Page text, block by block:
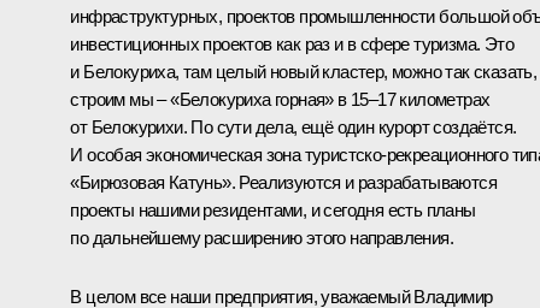
инфраструктурных, проектов промышленности большой
инвестиционных проектов как раз и в сфере туризма. Это
и Белокуриха, там целый новый кластер, можно так сказать,
строим мы – «Белокуриха горная» в 15–17 километрах
от Белокурихи. По сути дела, ещё один курорт создаётся.
И особая экономическая зона туристско-рекреационного
«Бирюзовая Катунь». Реализуются и разрабатываются
проекты нашими резидентами, и сегодня есть планы
по дальнейшему расширению этого направления.
В целом все наши предприятия, уважаемый Владимир